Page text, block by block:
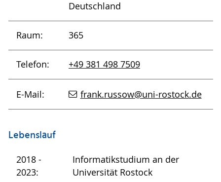
Deutschland
Raum: 365
Telefon: +49 381 498 7509
E-Mail: frank.russow@uni-rostock.de
Lebenslauf
2018 -
2023:
Informatikstudium an der
Universität Rostock